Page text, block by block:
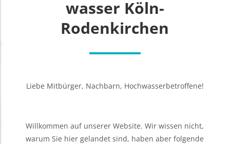
was­ser Köln-
Rodenkirchen
Lie­be Mit­bür­ger, Nach­barn, Hochwasserbetroffene!
Will­kom­men auf unse­rer Web­site. Wir wis­sen nicht,
war­um Sie hier gelan­det sind, haben aber fol­gen­de